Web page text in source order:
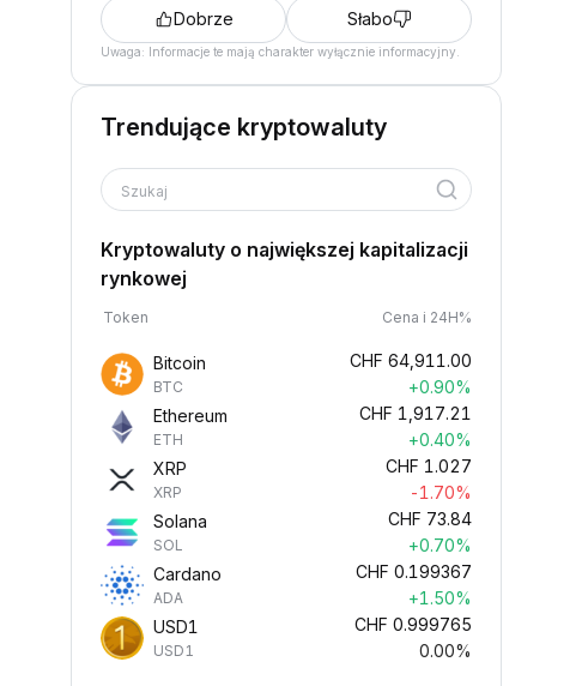
Dobrze Słabo
Uwaga: Informacje te mają charakter wyłącznie informacyjny.
Trendujące kryptowaluty
Szukaj
Kryptowaluty o największej kapitalizacji
rynkowej
Token Cena i 24H%
Bitcoin
BTC
CHF 64,911.00
+0.90%
Ethereum
ETH
CHF 1,917.21
+0.40%
XRP
XRP
CHF 1.027
-1.70%
Solana
SOL
CHF 73.84
+0.70%
Cardano
ADA
CHF 0.199367
+1.50%
USD1
USD1
CHF 0.999765
0.00%